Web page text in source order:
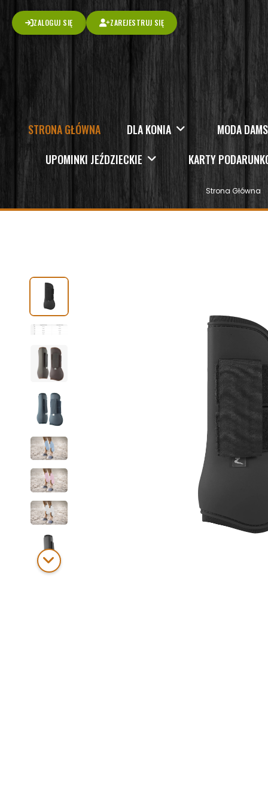
ZALOGUJ SIĘ ZAREJESTRUJ SIĘ
STRONA GŁÓWNA DLA KONIA
MODA
UPOMINKI JEŹDZIECKIE
KARTY
Strona Główna